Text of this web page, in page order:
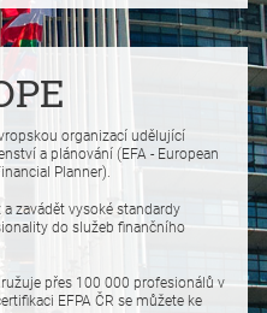
organizací udělující
a plánování (EFA - European
Planner).
zavádět vysoké standardy
do služeb finančního
přes 100 000 profesionálů v
EFPA ČR se můžete ke